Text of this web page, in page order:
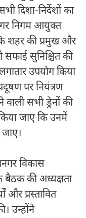
दिशा-निर्देशों का
निगम आयुक्त
शहर की प्रमुख और
सुनिश्चित की
उपयोग किया
पर नियंत्रण
सभी ड्रेनों की
जाए कि उनमें
विकास
बैठक की अध्यक्षता
और प्रस्तावित
उन्होंने